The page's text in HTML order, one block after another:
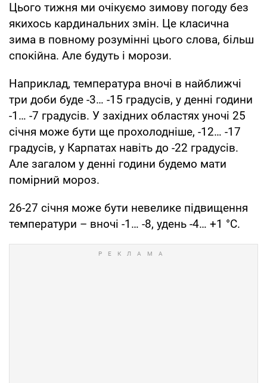
Цього тижня ми очікуємо зимову погоду без
якихось кардинальних змін. Це класична
зима в повному розумінні цього слова, більш
спокійна. Але будуть і морози.
Наприклад, температура вночі в найближчі
три доби буде -3… -15 градусів, у денні години
-1… -7 градусів. У західних областях уночі 25
січня може бути ще прохолодніше, -12… -17
градусів, у Карпатах навіть до -22 градусів.
Але загалом у денні години будемо мати
помірний мороз.
26-27 січня може бути невелике підвищення
температури – вночі -1… -8, удень -4… +1 °С.